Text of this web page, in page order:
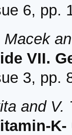
6, pp.
VII.
3, pp.
and V.